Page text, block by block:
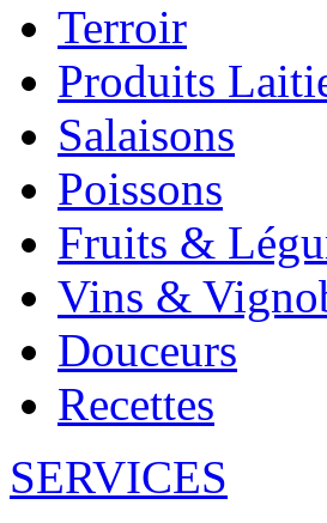
Terroir
Produits
Salaisons
Poissons
Fruits &
Vins &
Douceurs
Recettes
SERVICES